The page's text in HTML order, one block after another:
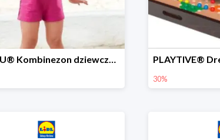
LUPILU® Kombinezon dziewczęcy z bawełny
30%